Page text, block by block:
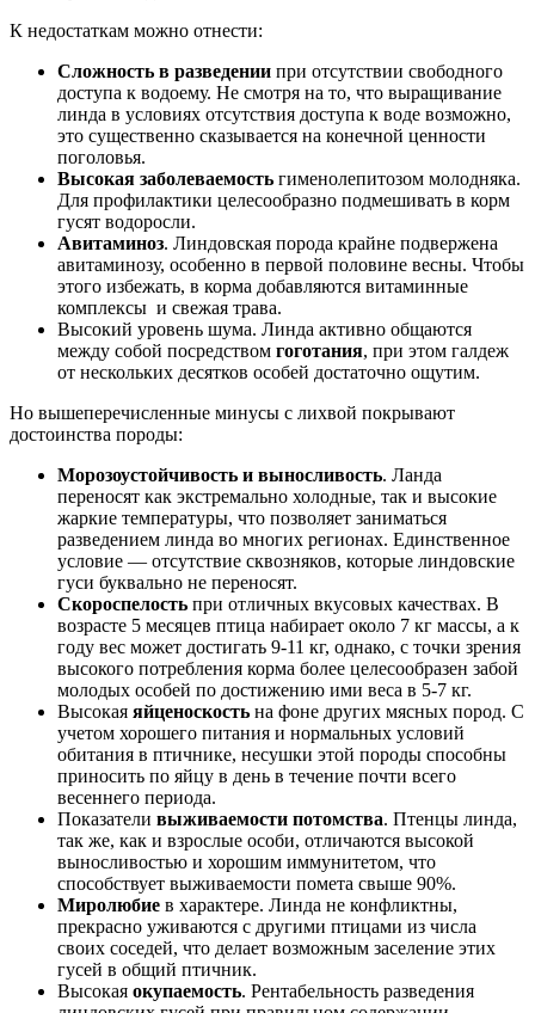
К недостаткам можно отнести:
Сложность в разведении при отсутствии свободного
доступа к водоему. Не смотря на то, что выращивание
линда в условиях отсутствия доступа к воде возможно,
это существенно сказывается на конечной ценности
поголовья.
Высокая заболеваемость гименолепитозом молодняка.
Для профилактики целесообразно подмешивать в корм
гусят водоросли.
Авитаминоз. Линдовская порода крайне подвержена
авитаминозу, особенно в первой половине весны. Чтобы
этого избежать, в корма добавляются витаминные
комплексы и свежая трава.
Высокий уровень шума. Линда активно общаются
между собой посредством гоготания, при этом галдеж
от нескольких десятков особей достаточно ощутим.
Но вышеперечисленные минусы с лихвой покрывают
достоинства породы:
Морозоустойчивость и выносливость. Ланда
переносят как экстремально холодные, так и высокие
жаркие температуры, что позволяет заниматься
разведением линда во многих регионах. Единственное
условие — отсутствие сквозняков, которые линдовские
гуси буквально не переносят.
Скороспелость при отличных вкусовых качествах. В
возрасте 5 месяцев птица набирает около 7 кг массы, а к
году вес может достигать 9-11 кг, однако, с точки зрения
высокого потребления корма более целесообразен забой
молодых особей по достижению ими веса в 5-7 кг.
Высокая яйценоскость на фоне других мясных пород. С
учетом хорошего питания и нормальных условий
обитания в птичнике, несушки этой породы способны
приносить по яйцу в день в течение почти всего
весеннего периода.
Показатели выживаемости потомства. Птенцы линда,
так же, как и взрослые особи, отличаются высокой
выносливостью и хорошим иммунитетом, что
способствует выживаемости помета свыше 90%.
Миролюбие в характере. Линда не конфликтны,
прекрасно уживаются с другими птицами из числа
своих соседей, что делает возможным заселение этих
гусей в общий птичник.
Высокая окупаемость. Рентабельность разведения